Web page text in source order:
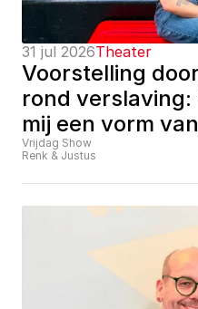
31 jul 2026Theater
Voorstelling
rond
mij een vorm
Vrijdag Show
Renk & Justus